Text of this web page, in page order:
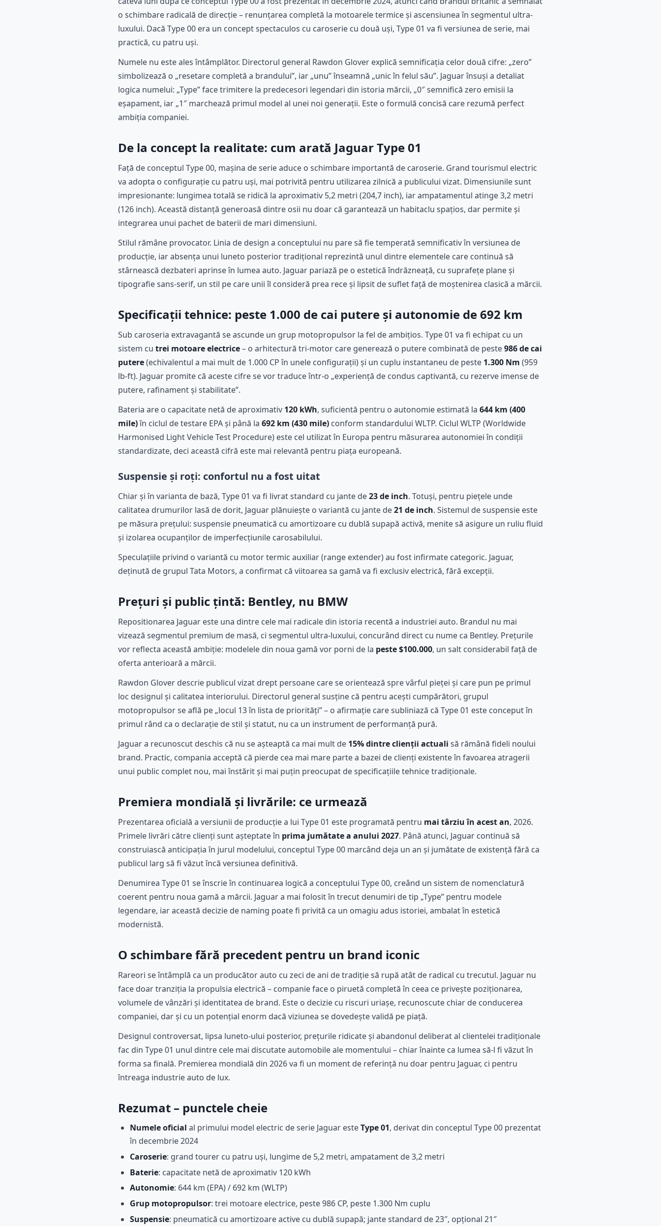
o schimbare radicală de direcție – renunțarea completă la motoarele termice și ascensiunea în segmentul ultra-
luxului. Dacă Type 00 era un concept spectaculos cu caroserie cu două uși, Type 01 va fi versiunea de serie, mai
practică, cu patru uși.
Numele nu este ales întâmplător. Directorul general Rawdon Glover explică semnificația celor două cifre: „zero”
simbolizează o „resetare completă a brandului”, iar „unu” înseamnă „unic în felul său”. Jaguar însuși a detaliat
logica numelui: „Type” face trimitere la predecesori legendari din istoria mărcii, „0″ semnifică zero emisii la
eșapament, iar „1″ marchează primul model al unei noi generații. Este o formulă concisă care rezumă perfect
ambiția companiei.
De la concept la realitate: cum arată Jaguar Type 01
Față de conceptul Type 00, mașina de serie aduce o schimbare importantă de caroserie. Grand tourismul electric
va adopta o configurație cu patru uși, mai potrivită pentru utilizarea zilnică a publicului vizat. Dimensiunile sunt
impresionante: lungimea totală se ridică la aproximativ 5,2 metri (204,7 inch), iar ampatamentul atinge 3,2 metri
(126 inch). Această distanță generoasă dintre osii nu doar că garantează un habitaclu spațios, dar permite și
integrarea unui pachet de baterii de mari dimensiuni.
Stilul rămâne provocator. Linia de design a conceptului nu pare să fie temperată semnificativ în versiunea de
producție, iar absența unui luneto posterior tradițional reprezintă unul dintre elementele care continuă să
stârnească dezbateri aprinse în lumea auto. Jaguar pariază pe o estetică îndrăzneață, cu suprafețe plane și
tipografie sans-serif, un stil pe care unii îl consideră prea rece și lipsit de suflet față de moștenirea clasică a mărcii.
Specificații tehnice: peste 1.000 de cai putere și autonomie de 692 km
Sub caroseria extravagantă se ascunde un grup motopropulsor la fel de ambițios. Type 01 va fi echipat cu un
sistem cu trei motoare electrice– o arhitectură tri-motor care generează o putere combinată de peste986 de cai
putere(echivalentul a mai mult de 1.000 CP în unele configurații) și un cuplu instantaneu de peste 1.300 Nm (959
lb-ft). Jaguar promite că aceste cifre se vor traduce într-o „experiență de condus captivantă, cu rezerve imense de
putere, rafinament și stabilitate”.
Bateria are o capacitate netă de aproximativ 120 kWh, suficientă pentru o autonomie estimată la 644 km (400
mile)în ciclul de testare EPA și până la 692 km (430 mile) conform standardului WLTP. Ciclul WLTP (Worldwide
Harmonised Light Vehicle Test Procedure) este cel utilizat în Europa pentru măsurarea autonomiei în condiții
standardizate, deci această cifră este mai relevantă pentru piața europeană.
Suspensie și roți: confortul nu a fost uitat
Chiar și în varianta de bază, Type 01 va fi livrat standard cu jante de23 de inch. Totuși, pentru piețele unde
calitatea drumurilor lasă de dorit, Jaguar plănuiește o variantă cu jante de21 de inch. Sistemul de suspensie este
pe măsura prețului: suspensie pneumatică cu amortizoare cu dublă supapă activă, menite să asigure un ruliu fluid
și izolarea ocupanților de imperfecțiunile carosabilului.
Speculațiile privind o variantă cu motor termic auxiliar (range extender) au fost infirmate categoric. Jaguar,
deținută de grupul Tata Motors, a confirmat că viitoarea sa gamă va fi exclusiv electrică, fără excepții.
Prețuri și public țintă: Bentley, nu BMW
Repositionarea Jaguar este una dintre cele mai radicale din istoria recentă a industriei auto. Brandul nu mai
vizează segmentul premium de masă, ci segmentul ultra-luxului, concurând direct cu nume ca Bentley. Prețurile
vor reflecta această ambiție: modelele din noua gamă vor porni de la peste $100.000, un salt considerabil față de
oferta anterioară a mărcii.
Rawdon Glover descrie publicul vizat drept persoane care se orientează spre vârful pieței și care pun pe primul
loc designul și calitatea interiorului. Directorul general susține că pentru acești cumpărători, grupul
motopropulsor se află pe „locul 13 în lista de priorități” – o afirmație care subliniază că Type 01 este conceput în
primul rând ca o declarație de stil și statut, nu ca un instrument de performanță pură.
Jaguar a recunoscut deschis că nu se așteaptă ca mai mult de 15% dintre clienții actuali să rămână fideli noului
brand. Practic, compania acceptă că pierde cea mai mare parte a bazei de clienți existente în favoarea atragerii
unui public complet nou, mai înstărit și mai puțin preocupat de specificațiile tehnice tradiționale.
Premiera mondială și livrările: ce urmează
Prezentarea oficială a versiunii de producție a lui Type 01 este programată pentru mai târziu în acest an, 2026.
Primele livrări către clienți sunt așteptate în prima jumătate a anului 2027. Până atunci, Jaguar continuă să
construiască anticipația în jurul modelului, conceptul Type 00 marcând deja un an și jumătate de existență fără ca
publicul larg să fi văzut încă versiunea definitivă.
Denumirea Type 01 se înscrie în continuarea logică a conceptului Type 00, creând un sistem de nomenclatură
coerent pentru noua gamă a mărcii. Jaguar a mai folosit în trecut denumiri de tip „Type” pentru modele
legendare, iar această decizie de naming poate fi privită ca un omagiu adus istoriei, ambalat în estetică
modernistă.
O schimbare fără precedent pentru un brand iconic
Rareori se întâmplă ca un producător auto cu zeci de ani de tradiție să rupă atât de radical cu trecutul. Jaguar nu
face doar tranziția la propulsia electrică – companie face o piruetă completă în ceea ce privește poziționarea,
volumele de vânzări și identitatea de brand. Este o decizie cu riscuri uriașe, recunoscute chiar de conducerea
companiei, dar și cu un potențial enorm dacă viziunea se dovedește validă pe piață.
Designul controversat, lipsa luneto-ului posterior, prețurile ridicate și abandonul deliberat al clientelei tradiționale
fac din Type 01 unul dintre cele mai discutate automobile ale momentului – chiar înainte ca lumea să-l fi văzut în
forma sa finală. Premierea mondială din 2026 va fi un moment de referință nu doar pentru Jaguar, ci pentru
întreaga industrie auto de lux.
Rezumat – punctele cheie
Numele oficial al primului model electric de serie Jaguar esteType 01, derivat din conceptul Type 00 prezentat
în decembrie 2024
Caroserie: grand tourer cu patru uși, lungime de 5,2 metri, ampatament de 3,2 metri
Baterie: capacitate netă de aproximativ 120 kWh
Autonomie: 644 km (EPA) / 692 km (WLTP)
Grup motopropulsor: trei motoare electrice, peste 986 CP, peste 1.300 Nm cuplu
Suspensie: pneumatică cu amortizoare active cu dublă supapă; jante standard de 23″, opțional 21″